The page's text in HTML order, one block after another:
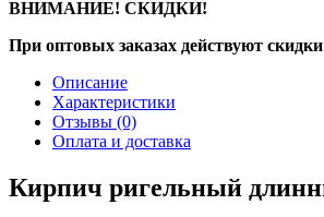
ВНИМАНИЕ! СКИДКИ!
При оптовых заказах действуют
Описание
Характеристики
Отзывы (0)
Оплата и доставка
Кирпич ригельный